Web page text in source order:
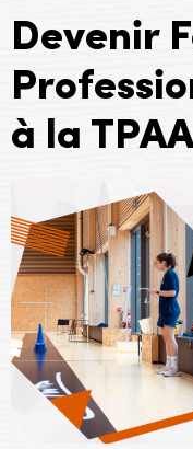
Devenir
à la